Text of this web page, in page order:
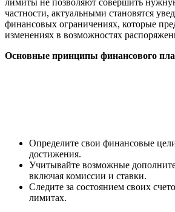
частности, актуальными становятся
финансовых ограничениях, которые
изменениях в возможностях
Основные принципы финансового
Определите свои финансовые
достижения.
Учитывайте возможные
включая комиссии и ставки.
Следите за состоянием своих
лимитах.